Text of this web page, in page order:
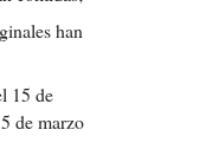
han
15 de
de marzo